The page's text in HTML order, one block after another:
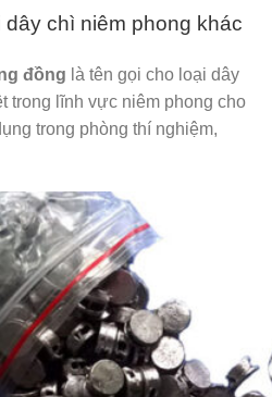
dây chì niêm phong khác
đồng là tên gọi cho loại dây
trong lĩnh vực niêm phong cho
trong phòng thí nghiệm,